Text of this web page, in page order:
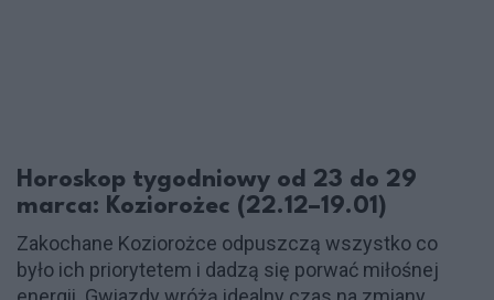
Horoskop tygodniowy od 23 do 29
marca: Koziorożec (22.12–19.01)
Zakochane Koziorożce odpuszczą wszystko co
było ich priorytetem i dadzą się porwać miłośnej